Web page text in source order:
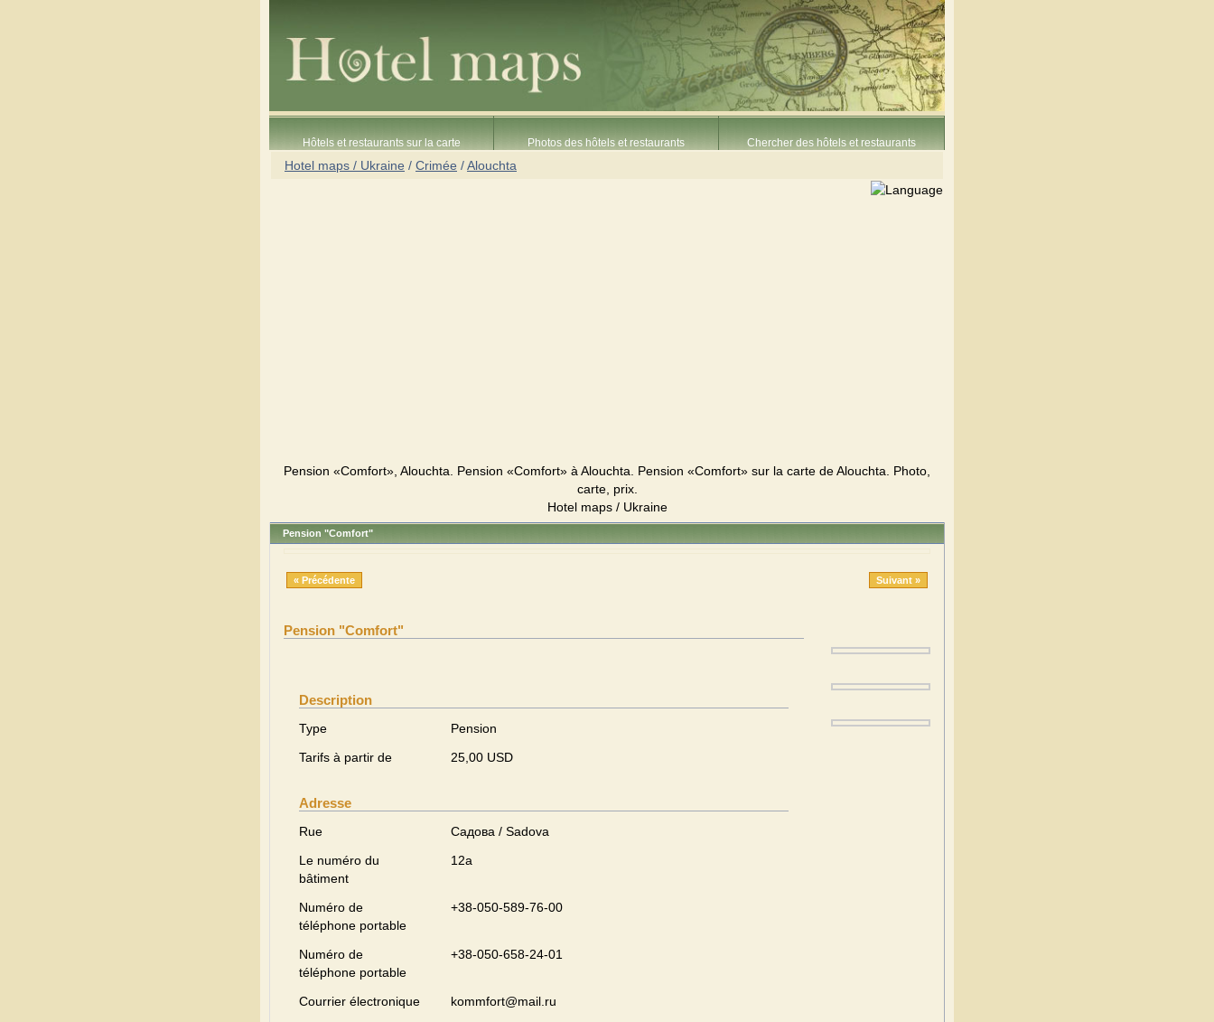
Hôtels et restaurants sur la carte Photos des hôtels et restaurants Chercher des hôtels et restaurants
Hotel maps / Ukraine / Crimée /Alouchta
Pension «Comfort», Alouchta. Pension «Comfort» à Alouchta. Pension «Comfort» sur la carte de Alouchta. Photo,
carte, prix.
Hotel maps / Ukraine
Pension "Comfort"
« Précédente Suivant »
Pension "Comfort"
Description
Type
Pension
Tarifs à partir de
25,00 USD
Adresse
Rue
Садова / Sadova
Le numéro du
bâtiment
12а
Numéro de
téléphone portable
+38-050-589-76-00
Numéro de
téléphone portable
+38-050-658-24-01
Courrier électronique
kommfort@mail.ru